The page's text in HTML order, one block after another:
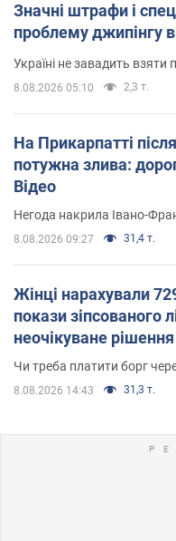
Значні штрафи і
проблему джипінгу
Україні не завадить взяти
8.08.2026 05:10 2,3 т.
На Прикарпатті
потужна злива:
Відео
Негода накрила Івано-
8.08.2026 09:27 31,4 т.
Жінці нарахували
покази зіпсованого
неочікуване рішення
Чи треба платити борг
8.08.2026 14:43 31,3 т.